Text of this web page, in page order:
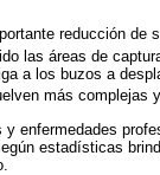
reducción de
las áreas de
a los buzos a
más complejas
enfermedades
estadísticas